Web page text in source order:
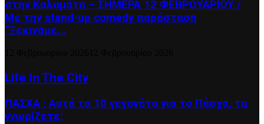
στην Καλαμάτα – ΣΗΜΕΡΑ 12 ΦΕΒΡΟΥΑΡΙΟΥ /
Με την stand-up comedy παράσταση
“Ξεκινάμε...
Life In The City
ΠΑΣΧΑ : Αυτά τα 10 γεγονότα για το Πάσχα, τα
γνωρίζετε;